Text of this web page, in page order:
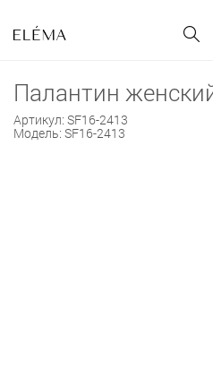
Палантин
Артикул: SF16-2413
Модель: SF16-2413